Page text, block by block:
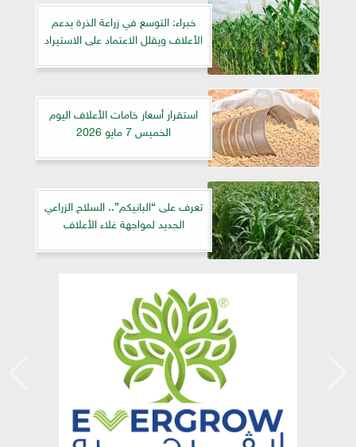
خبراء: التوسع في زراعة الذرة يدعم
الأعلاف ويقلل الاعتماد على الاستيراد
استقرار أسعار خامات الأعلاف اليوم
الخميس 7 مايو 2026
تعرف على “البانيكم”.. السلاح الزراعي
الجديد لمواجهة غلاء الأعلاف